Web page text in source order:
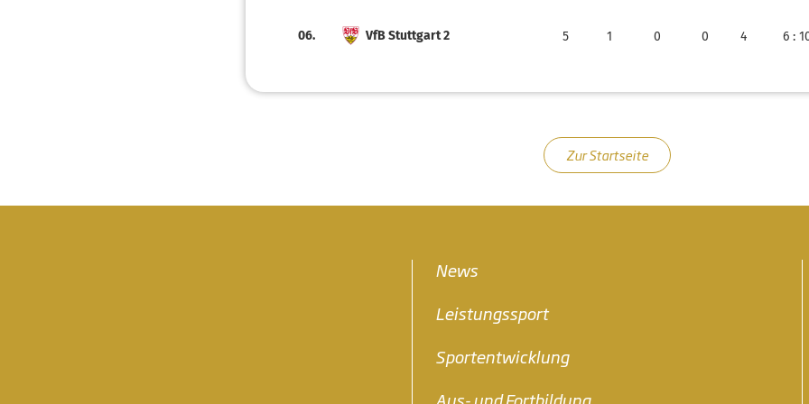
06. VfB Stuttgart 2 5 1 0 0 4 6 :
Zur Startseite
News
Leistungssport
Sportentwicklung